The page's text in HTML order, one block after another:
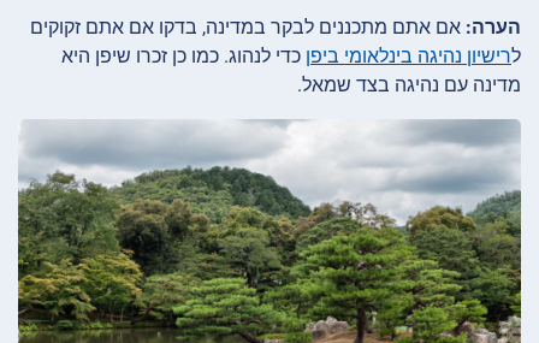
הערה: אם אתם מתכננים לבקר במדינה, בדקו אם אתם זקוקים
לרישיון נהיגה בינלאומי ביפן כדי לנהוג. כמו כן זכרו שיפן היא
מדינה עם נהיגה בצד שמאל.